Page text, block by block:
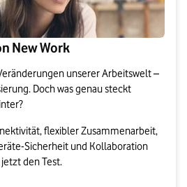
New Work
unserer Arbeitswelt –
Doch was genau steckt
flexibler Zusammenarbeit,
Sicherheit und Kollaboration
den Test.